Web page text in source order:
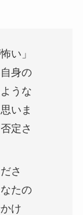
い」
身の
うな
いま
定さ
さ
たの
け